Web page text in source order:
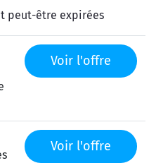
peut-être expirées
Voir l'offre
Voir l'offre